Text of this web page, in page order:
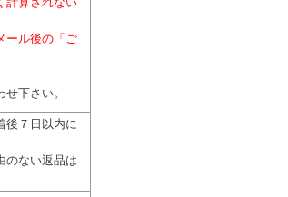
ール後の「ご
せ下さい。
後７日以内に
のない返品は